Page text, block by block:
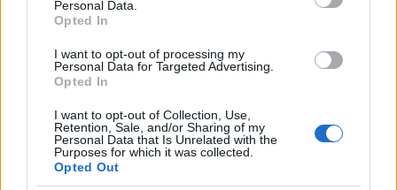
Personal Data.
Opted In
I want to opt-out of processing my
Personal Data for Targeted Advertising.
Opted In
I want to opt-out of Collection, Use,
Retention, Sale, and/or Sharing of my
Personal Data that Is Unrelated with the
Purposes for which it was collected.
Opted Out